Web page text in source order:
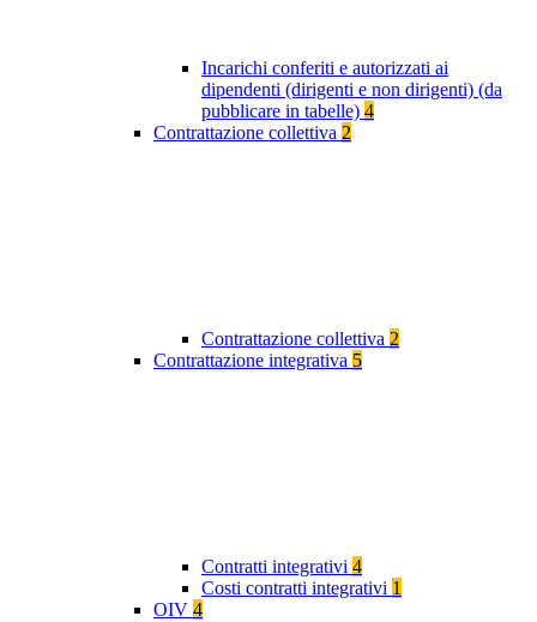
Incarichi conferiti e autorizzati ai
dipendenti (dirigenti e non dirigenti) (da
pubblicare in tabelle) 4
Contrattazione collettiva 2
Contrattazione collettiva 2
Contrattazione integrativa 5
Contratti integrativi 4
Costi contratti integrativi 1
OIV 4